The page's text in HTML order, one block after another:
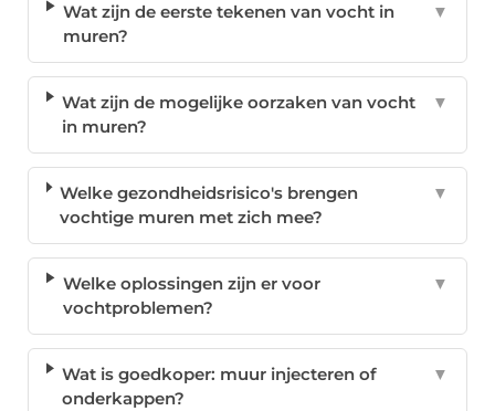
Wat zijn de eerste tekenen van vocht in
muren?
▼
Wat zijn de mogelijke oorzaken van vocht
in muren?
▼
Welke gezondheidsrisico's brengen
vochtige muren met zich mee?
▼
Welke oplossingen zijn er voor
vochtproblemen?
▼
Wat is goedkoper: muur injecteren of
onderkappen?
▼